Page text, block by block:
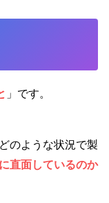
」です。
のような状況で製
直面しているのか